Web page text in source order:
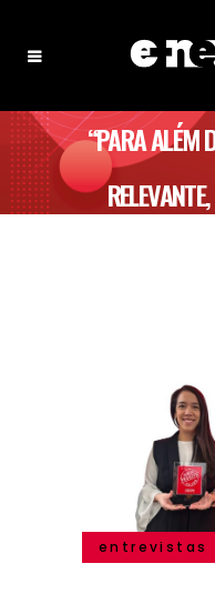
“PARA ALÉM
entrevistas